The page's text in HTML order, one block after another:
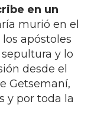
en un
murió en el
apóstoles
y lo
desde el
Getsemaní,
y por toda la